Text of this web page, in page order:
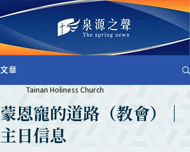
文章
蒙恩寵的道路（教會）｜
主日信息
Tainan Holiness Church